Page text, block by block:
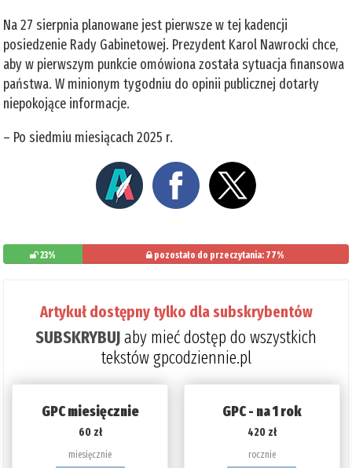
Na 27 sierpnia planowane jest pierwsze w tej kadencji
posiedzenie Rady Gabinetowej. Prezydent Karol Nawrocki chce,
aby w pierwszym punkcie omówiona została sytuacja finansowa
państwa. W minionym tygodniu do opinii publicznej dotarły
niepokojące informacje.
– Po siedmiu miesiącach 2025 r.
23% pozostało do przeczytania: 77%
Artykuł dostępny tylko dla subskrybentów
SUBSKRYBUJaby mieć dostęp do wszystkich
tekstów gpcodziennie.pl
GPC miesięcznie
60 zł
miesięcznie
GPC - na 1 rok
420 zł
rocznie